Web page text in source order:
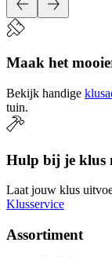
Maak het
Bekijk handige
tuin.
Hulp bij je klus
Laat jouw klus
Klusservice
Assortiment